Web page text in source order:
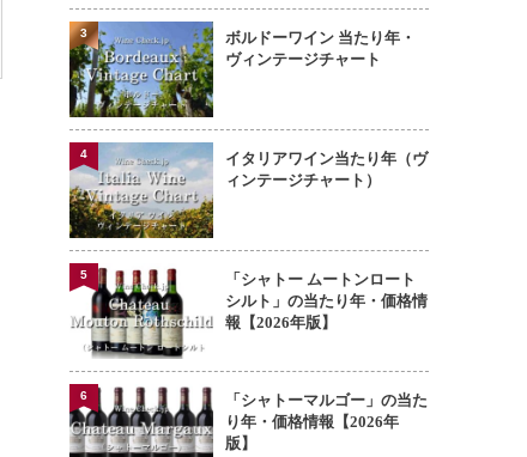
ボルドーワイン 当たり年・
ヴィンテージチャート
3
イタリアワイン当たり年（ヴ
ィンテージチャート）
4
「シャトー ムートンロート
シルト」の当たり年・価格情
報【2026年版】
5
「シャトーマルゴー」の当た
り年・価格情報【2026年
版】
6